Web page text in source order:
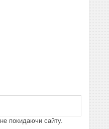
покидаючи сайту.